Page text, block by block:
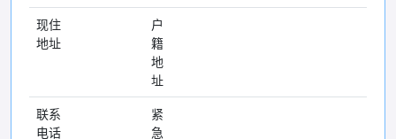
现住
地址
户
籍
地
址
联系
电话
紧
急